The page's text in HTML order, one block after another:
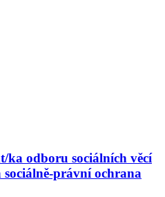
ka odboru sociálních věcí
právní ochrana